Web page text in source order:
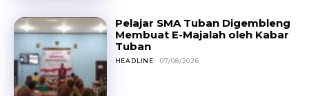
Pelajar SMA Tuban Digembleng
Membuat E-Majalah oleh Kabar
Tuban
HEADLINE 07/08/2026